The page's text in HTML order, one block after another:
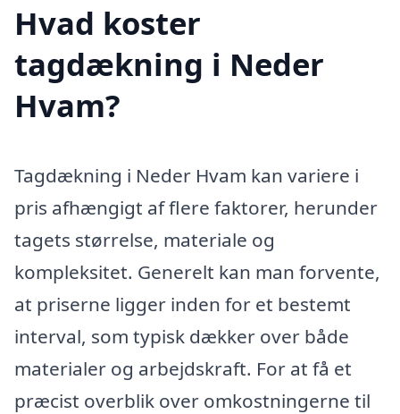
Hvad koster
tagdækning i Neder
Hvam?
Tagdækning i Neder Hvam kan variere i
pris afhængigt af flere faktorer, herunder
tagets størrelse, materiale og
kompleksitet. Generelt kan man forvente,
at priserne ligger inden for et bestemt
interval, som typisk dækker over både
materialer og arbejdskraft. For at få et
præcist overblik over omkostningerne til